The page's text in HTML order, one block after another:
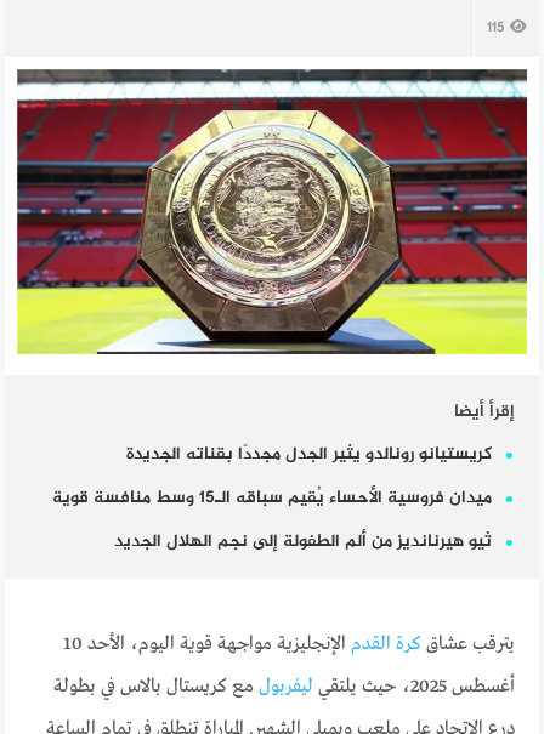
115
إقرأ أيضا
كريستيانو رونالدو يثير الجدل مجددًا بقناته الجديدة
ميدان فروسية الأحساء يُقيم سباقه الـ15 وسط منافسة قوية
ثيو هيرنانديز من ألم الطفولة إلى نجم الهلال الجديد
يترقب عشاقكرة القدم
الإنجليزية مواجهة قوية اليوم، الأحد 10
أغسطس 2025، حيث يلتقي
ليفربول مع كريستال بالاس في بطولة
درع الاتحاد على ملعب ويمبلي الشهير. المباراة تنطلق في تمام الساعة